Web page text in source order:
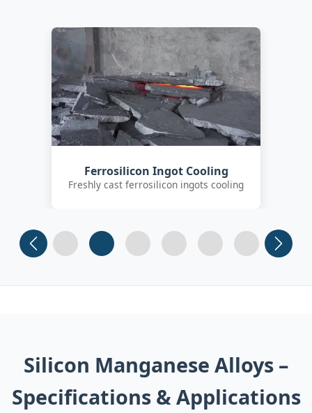
Customer Quality Check
International clients inspecting FeSi
inoculant
Slide 1 Slide 2 Slide 3 (current)
Slide 4 Slide 5 Slide 6
Silicon Manganese Alloys –
Specifications & Applications